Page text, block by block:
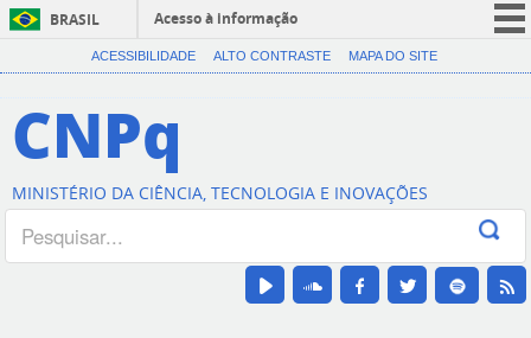
BRASIL
Acesso à informação
CORONAVÍRUS (COVID-19)
Canais
ACESSIBILIDADE ALTO CONTRASTE MAPA DO SITE
CNPq
MINISTÉRIO DA CIÊNCIA, TECNOLOGIA E INOVAÇÕES